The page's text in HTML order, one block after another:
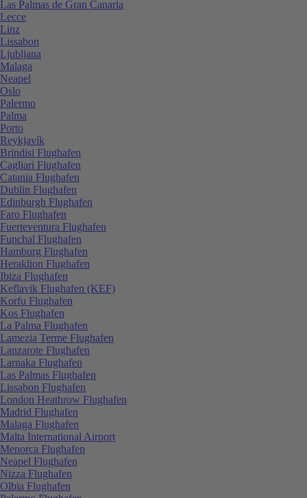
Las Palmas de Gran Canaria
Lecce
Linz
Lissabon
Ljubljana
Malaga
Neapel
Oslo
Palermo
Palma
Porto
Reykjavík
Brindisi Flughafen
Cagliari Flughafen
Catania Flughafen
Dublin Flughafen
Edinburgh Flughafen
Faro Flughafen
Fuerteventura Flughafen
Funchal Flughafen
Hamburg Flughafen
Heraklion Flughafen
Ibiza Flughafen
Keflavik Flughafen (KEF)
Korfu Flughafen
Kos Flughafen
La Palma Flughafen
Lamezia Terme Flughafen
Lanzarote Flughafen
Larnaka Flughafen
Las Palmas Flughafen
Lissabon Flughafen
London Heathrow Flughafen
Madrid Flughafen
Malaga Flughafen
Malta International Airport
Menorca Flughafen
Neapel Flughafen
Nizza Flughafen
Olbia Flughafen